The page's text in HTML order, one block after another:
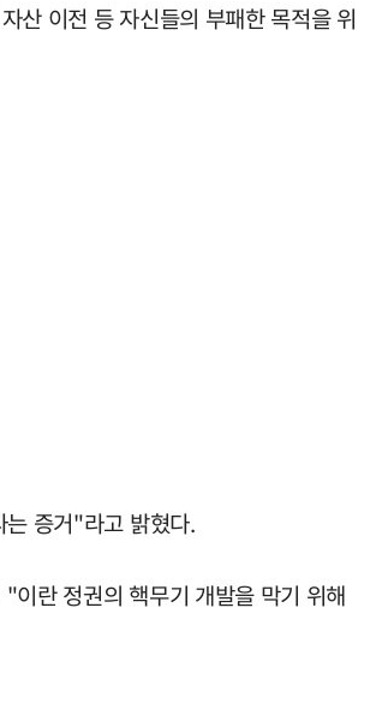
산 이전 등 자신들의 부패한 목적을 위
증거"라고 밝혔다.
이란 정권의 핵무기 개발을 막기 위해